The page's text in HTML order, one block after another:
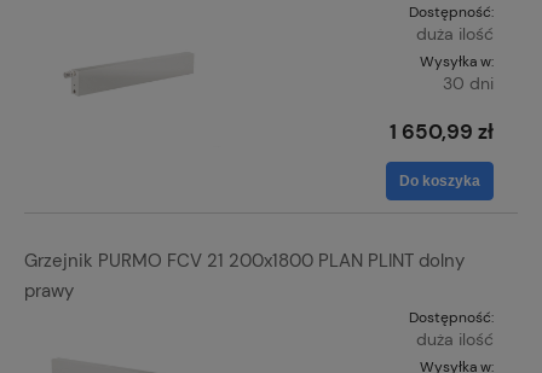
Dostępność:
duża ilość
Wysyłka w:
30 dni
1 650,99 zł
Do koszyka
Grzejnik PURMO FCV 21 200x1800 PLAN PLINT dolny
prawy
Dostępność:
duża ilość
Wysyłka w: